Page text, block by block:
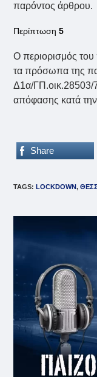
παρόντος άρθρου.
Περίπτωση5
Ο περιορισμός
τα πρόσωπα της
Δ1α/ΓΠ.οικ.28503/
απόφασης κατά
Share
TAGS:LOCKDOWN,